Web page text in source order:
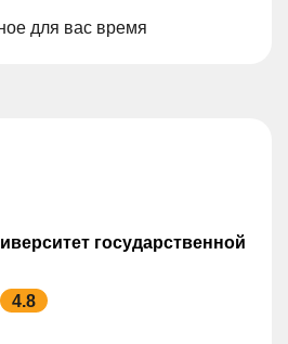
для вас время
государственной
4.8